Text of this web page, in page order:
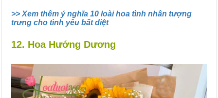
>> Xem thêm ý nghĩa 10 loài hoa tình nhân tượng
trưng cho tình yêu bất diệt
12. Hoa Hướng Dương